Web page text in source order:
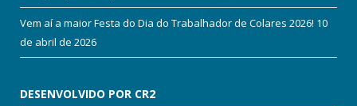
Vem aí a maior Festa do Dia do Trabalhador de Colares 2026! 10
de abril de 2026
DESENVOLVIDO POR CR2